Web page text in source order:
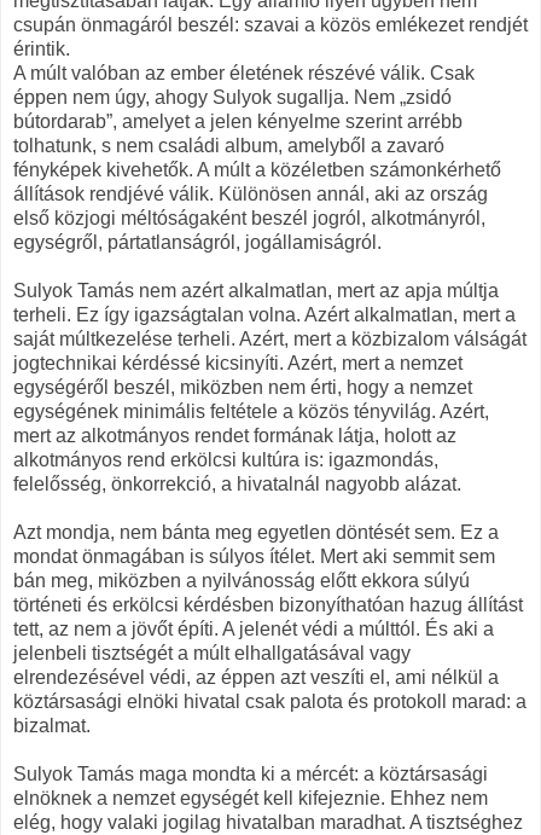
csupán önmagáról beszél: szavai a közös emlékezet rendjét
érintik.
A múlt valóban az ember életének részévé válik. Csak
éppen nem úgy, ahogy Sulyok sugallja. Nem „zsidó
bútordarab”, amelyet a jelen kényelme szerint arrébb
tolhatunk, s nem családi album, amelyből a zavaró
fényképek kivehetők. A múlt a közéletben számonkérhető
állítások rendjévé válik. Különösen annál, aki az ország
első közjogi méltóságaként beszél jogról, alkotmányról,
egységről, pártatlanságról, jogállamiságról.
Sulyok Tamás nem azért alkalmatlan, mert az apja múltja
terheli. Ez így igazságtalan volna. Azért alkalmatlan, mert a
saját múltkezelése terheli. Azért, mert a közbizalom válságát
jogtechnikai kérdéssé kicsinyíti. Azért, mert a nemzet
egységéről beszél, miközben nem érti, hogy a nemzet
egységének minimális feltétele a közös tényvilág. Azért,
mert az alkotmányos rendet formának látja, holott az
alkotmányos rend erkölcsi kultúra is: igazmondás,
felelősség, önkorrekció, a hivatalnál nagyobb alázat.
Azt mondja, nem bánta meg egyetlen döntését sem. Ez a
mondat önmagában is súlyos ítélet. Mert aki semmit sem
bán meg, miközben a nyilvánosság előtt ekkora súlyú
történeti és erkölcsi kérdésben bizonyíthatóan hazug állítást
tett, az nem a jövőt építi. A jelenét védi a múlttól. És aki a
jelenbeli tisztségét a múlt elhallgatásával vagy
elrendezésével védi, az éppen azt veszíti el, ami nélkül a
köztársasági elnöki hivatal csak palota és protokoll marad: a
bizalmat.
Sulyok Tamás maga mondta ki a mércét: a köztársasági
elnöknek a nemzet egységét kell kifejeznie. Ehhez nem
elég, hogy valaki jogilag hivatalban maradhat. A tisztséghez